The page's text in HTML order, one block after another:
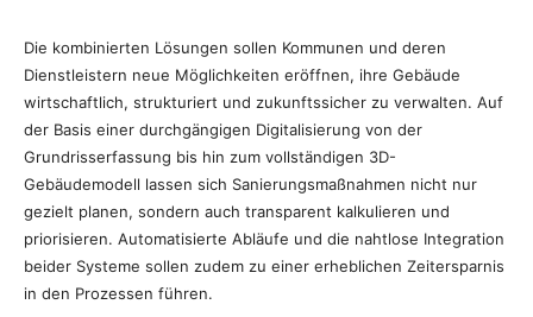
Die kombinierten Lösungen sollen Kommunen und deren
Dienstleistern neue Möglichkeiten eröffnen, ihre Gebäude
wirtschaftlich, strukturiert und zukunftssicher zu verwalten. Auf
der Basis einer durchgängigen Digitalisierung von der
Grundrisserfassung bis hin zum vollständigen 3D-
Gebäudemodell lassen sich Sanierungsmaßnahmen nicht nur
gezielt planen, sondern auch transparent kalkulieren und
priorisieren. Automatisierte Abläufe und die nahtlose Integration
beider Systeme sollen zudem zu einer erheblichen Zeitersparnis
in den Prozessen führen.